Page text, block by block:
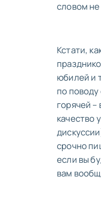
словом
Кстати,
юбилей и
по поводу
горячей –
качество
срочно
если вы
вам